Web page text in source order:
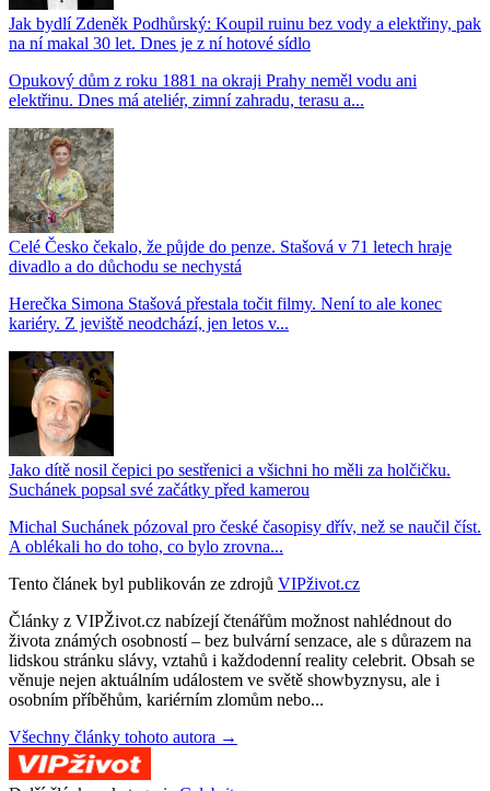
Jak bydlí Zdeněk Podhůrský: Koupil ruinu bez vody a elektřiny, pak
na ní makal 30 let. Dnes je z ní hotové sídlo
Opukový dům z roku 1881 na okraji Prahy neměl vodu ani
elektřinu. Dnes má ateliér, zimní zahradu, terasu a...
Celé Česko čekalo, že půjde do penze. Stašová v 71 letech hraje
divadlo a do důchodu se nechystá
Herečka Simona Stašová přestala točit filmy. Není to ale konec
kariéry. Z jeviště neodchází, jen letos v...
Jako dítě nosil čepici po sestřenici a všichni ho měli za holčičku.
Suchánek popsal své začátky před kamerou
Michal Suchánek pózoval pro české časopisy dřív, než se naučil číst.
A oblékali ho do toho, co bylo zrovna...
Tento článek byl publikován ze zdrojů VIPživot.cz
Články z VIPŽivot.cz nabízejí čtenářům možnost nahlédnout do
života známých osobností – bez bulvární senzace, ale s důrazem na
lidskou stránku slávy, vztahů i každodenní reality celebrit. Obsah se
věnuje nejen aktuálním událostem ve světě showbyznysu, ale i
osobním příběhům, kariérním zlomům nebo...
Všechny články tohoto autora →